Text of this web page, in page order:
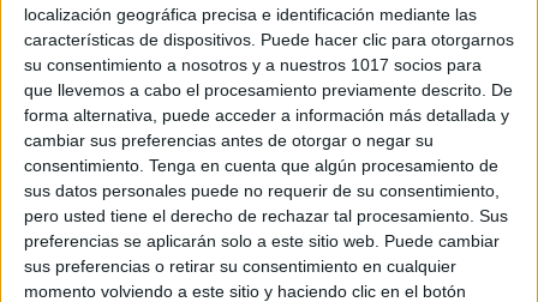
localización geográfica precisa e identificación mediante las
características de dispositivos. Puede hacer clic para otorgarnos
su consentimiento a nosotros y a nuestros 1017 socios para
que llevemos a cabo el procesamiento previamente descrito. De
forma alternativa, puede acceder a información más detallada y
cambiar sus preferencias antes de otorgar o negar su
consentimiento. Tenga en cuenta que algún procesamiento de
sus datos personales puede no requerir de su consentimiento,
pero usted tiene el derecho de rechazar tal procesamiento. Sus
preferencias se aplicarán solo a este sitio web. Puede cambiar
sus preferencias o retirar su consentimiento en cualquier
momento volviendo a este sitio y haciendo clic en el botón